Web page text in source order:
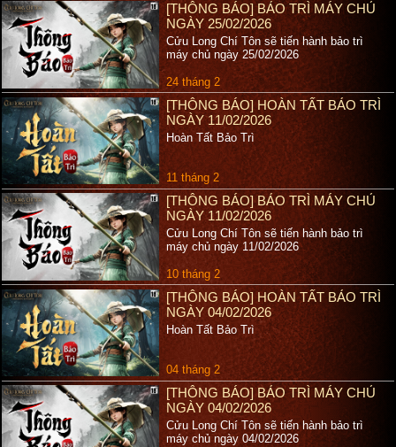
[THÔNG BÁO] BẢO TRÌ MÁY CHỦ
NGÀY 25/02/2026
Cửu Long Chí Tôn sẽ tiến hành bảo trì
máy chủ ngày 25/02/2026
24 tháng 2
[THÔNG BÁO] HOÀN TẤT BẢO TRÌ
NGÀY 11/02/2026
Hoàn Tất Bảo Trì
11 tháng 2
[THÔNG BÁO] BẢO TRÌ MÁY CHỦ
NGÀY 11/02/2026
Cửu Long Chí Tôn sẽ tiến hành bảo trì
máy chủ ngày 11/02/2026
10 tháng 2
[THÔNG BÁO] HOÀN TẤT BẢO TRÌ
NGÀY 04/02/2026
Hoàn Tất Bảo Trì
04 tháng 2
[THÔNG BÁO] BẢO TRÌ MÁY CHỦ
NGÀY 04/02/2026
Cửu Long Chí Tôn sẽ tiến hành bảo trì
máy chủ ngày 04/02/2026